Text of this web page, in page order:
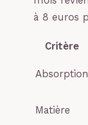
à 8 euros
Critère
Absorption
Matière